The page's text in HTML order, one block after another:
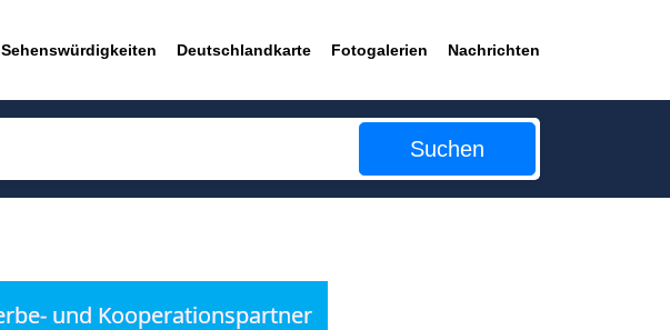
Sehenswürdigkeiten Deutschlandkarte Fotogalerien Nachrichten
Suchen